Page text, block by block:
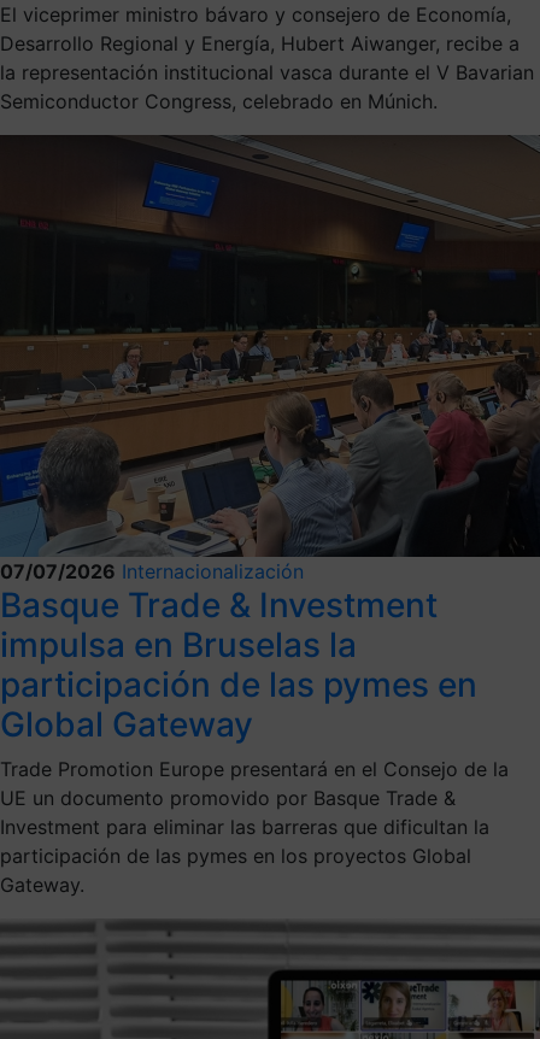
El viceprimer ministro bávaro y consejero de Economía,
Desarrollo Regional y Energía, Hubert Aiwanger, recibe a
la representación institucional vasca durante el V Bavarian
Semiconductor Congress, celebrado en Múnich.
07/07/2026 Internacionalización
Basque Trade & Investment
impulsa en Bruselas la
participación de las pymes en
Global Gateway
Trade Promotion Europe presentará en el Consejo de la
UE un documento promovido por Basque Trade &
Investment para eliminar las barreras que dificultan la
participación de las pymes en los proyectos Global
Gateway.